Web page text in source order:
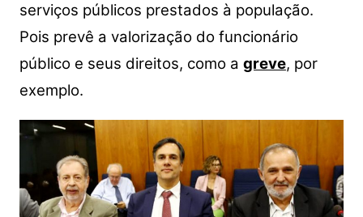
serviços públicos prestados à população.
Pois prevê a valorização do funcionário
público e seus direitos, como a greve, por
exemplo.